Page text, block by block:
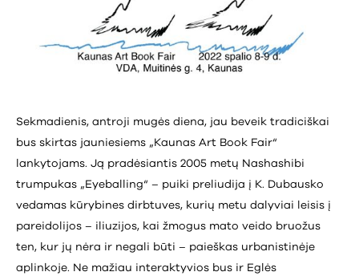
Sekmadienis, antroji mugės diena, jau beveik tradiciškai
bus skirtas jauniesiems „Kaunas Art Book Fair“
lankytojams. Ją pradėsiantis 2005 metų Nashashibi
trumpukas „Eyeballing“ – puiki preliudija į K. Dubausko
vedamas kūrybines dirbtuves, kurių metu dalyviai leisis į
pareidolijos – iliuzijos, kai žmogus mato veido bruožus
ten, kur jų nėra ir negali būti – paieškas urbanistinėje
aplinkoje. Ne mažiau interaktyvios bus ir Eglės